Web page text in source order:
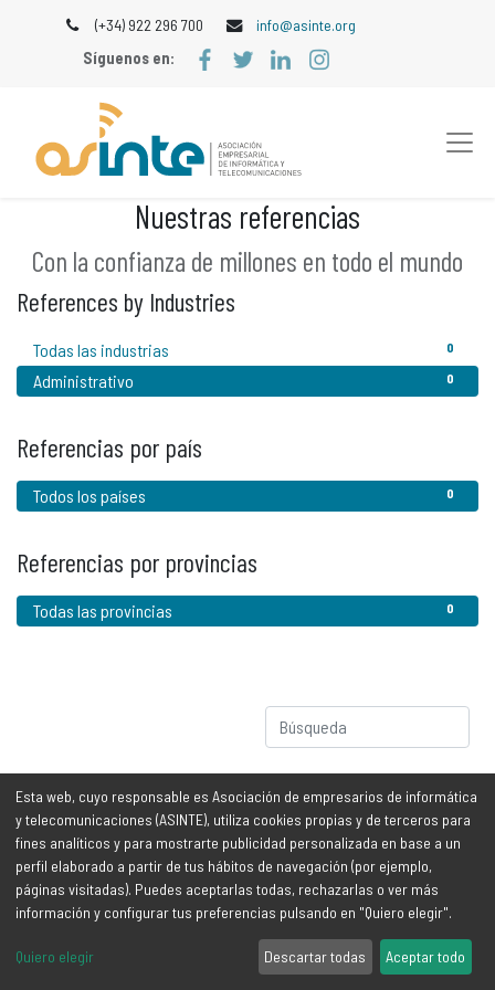
(+34) 922 296 700
info@asinte.org
Síguenos en:
Nuestras referencias
Con la confianza de millones en todo el mundo
References by Industries
0
Todas las industrias
0
Administrativo
Referencias por país
0
Todos los países
Referencias por provincias
0
Todas las provincias
No se ha encontrado ningún resultado
Información legal
Aviso legal y protección de
Contáctanos
info@asinte.org
Tfno: (+34) 922 296 700
Esta web, cuyo responsable es Asociación de empresarios de informática
y telecomunicaciones (ASINTE), utiliza cookies propias y de terceros para
fines analíticos y para mostrarte publicidad personalizada en base a un
perfil elaborado a partir de tus hábitos de navegación (por ejemplo,
páginas visitadas). Puedes aceptarlas todas, rechazarlas o ver más
información y configurar tus preferencias pulsando en "Quiero elegir".
Quiero elegir Descartar todas Aceptar todo